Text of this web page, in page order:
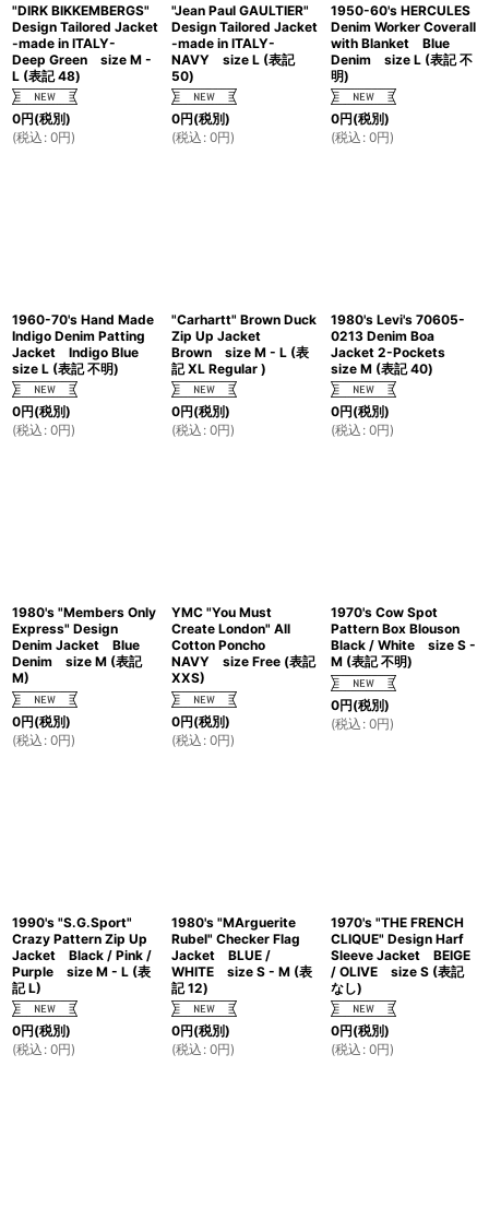
"DIRK BIKKEMBERGS"
Design Tailored Jacket
-made in ITALY-
Deep Green size M -
L (表記 48)
0円(税別)
(税込 : 0円)
"Jean Paul GAULTIER"
Design Tailored Jacket
-made in ITALY-
NAVY size L (表記
50)
0円(税別)
(税込 : 0円)
1950-60's HERCULES
Denim Worker Coverall
with Blanket Blue
Denim size L (表記 不
明)
0円(税別)
(税込 : 0円)
1960-70's Hand Made
Indigo Denim Patting
Jacket Indigo Blue
size L (表記 不明)
0円(税別)
(税込 : 0円)
"Carhartt" Brown Duck
Zip Up Jacket
Brown size M - L (表
記 XL Regular )
0円(税別)
(税込 : 0円)
1980's Levi's 70605-
0213 Denim Boa
Jacket 2-Pockets
size M (表記 40)
0円(税別)
(税込 : 0円)
1980's "Members Only
Express" Design
Denim Jacket Blue
Denim size M (表記
M)
0円(税別)
(税込 : 0円)
YMC "You Must
Create London" All
Cotton Poncho
NAVY size Free (表記
XXS)
0円(税別)
(税込 : 0円)
1970's Cow Spot
Pattern Box Blouson
Black / White size S -
M (表記 不明)
0円(税別)
(税込 : 0円)
1990's "S.G.Sport"
Crazy Pattern Zip Up
Jacket Black / Pink /
Purple size M - L (表
記 L)
0円(税別)
(税込 : 0円)
1980's "MArguerite
Rubel" Checker Flag
Jacket BLUE /
WHITE size S - M (表
記 12)
0円(税別)
(税込 : 0円)
1970's "THE FRENCH
CLIQUE" Design Harf
Sleeve Jacket BEIGE
/ OLIVE size S (表記
なし)
0円(税別)
(税込 : 0円)